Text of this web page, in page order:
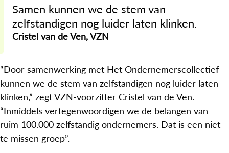
Samen kunnen we de stem van
zelfstandigen nog luider laten klinken.
Cristel van de Ven, VZN
“Door samenwerking met Het Ondernemerscollectief
kunnen we de stem van zelfstandigen nog luider laten
klinken,” zegt VZN-voorzitter Cristel van de Ven.
“Inmiddels vertegenwoordigen we de belangen van
ruim 100.000 zelfstandig ondernemers. Dat is een niet
te missen groep”.